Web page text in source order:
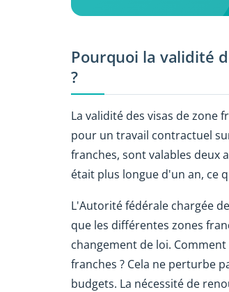
Pourquoi la validité
?
La validité des visas de zone
pour un travail contractuel
franches, sont valables deux
était plus longue d'un an, ce
L'Autorité fédérale chargée
que les différentes zones
changement de loi.
franches ? Cela ne perturbe
budgets. La nécessité de